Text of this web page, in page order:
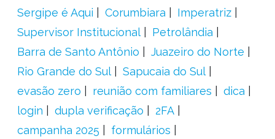
Sergipe é Aqui
Corumbiara
Imperatriz
Supervisor Institucional
Petrolândia
Barra de Santo Antônio
Juazeiro do Norte
Rio Grande do Sul
Sapucaia do Sul
evasão zero
reunião com familiares
dica
login
dupla verificação
2FA
campanha 2025
formulários